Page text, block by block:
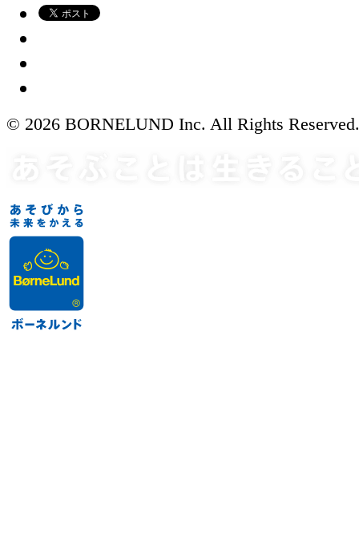
© 2026 BORNELUND Inc. All Rights Reserved.